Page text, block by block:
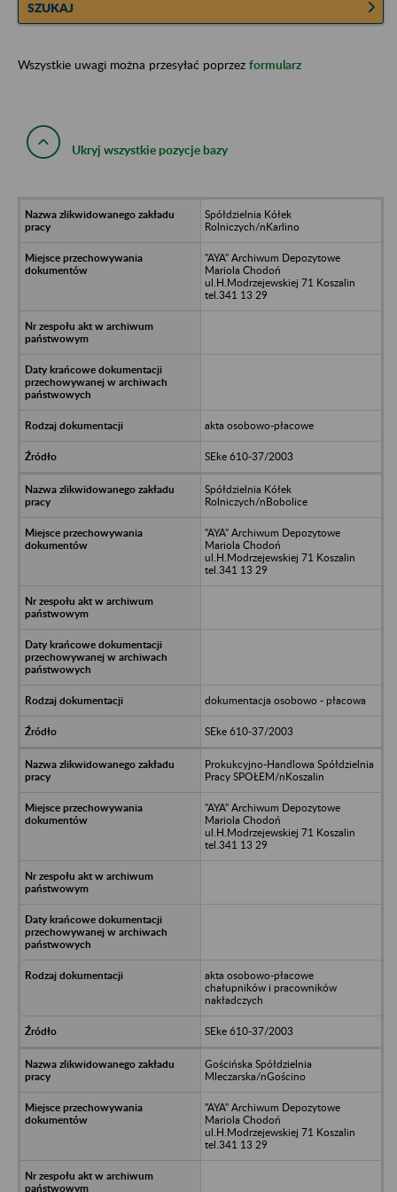
SZUKAJ
Wszystkie uwagi można przesyłać poprzez formularz
Ukryj wszystkie pozycje bazy
Spółdzielnia Kółek
Rolniczych/nKarlino
"AYA" Archiwum Depozytowe
Mariola Chodoń
ul.H.Modrzejewskiej 71 Koszalin
tel.341 13 29
akta osobowo-płacowe
SEke 610-37/2003
Spółdzielnia Kółek
Rolniczych/nBobolice
"AYA" Archiwum Depozytowe
Mariola Chodoń
ul.H.Modrzejewskiej 71 Koszalin
tel.341 13 29
dokumentacja osobowo - płacowa
SEke 610-37/2003
Prokukcyjno-Handlowa Spółdzielnia
Pracy SPOŁEM/nKoszalin
"AYA" Archiwum Depozytowe
Mariola Chodoń
ul.H.Modrzejewskiej 71 Koszalin
tel.341 13 29
akta osobowo-płacowe
chałupników i pracowników
nakładczych
SEke 610-37/2003
Gościńska Spółdzielnia
Mleczarska/nGościno
"AYA" Archiwum Depozytowe
Mariola Chodoń
ul.H.Modrzejewskiej 71 Koszalin
tel.341 13 29